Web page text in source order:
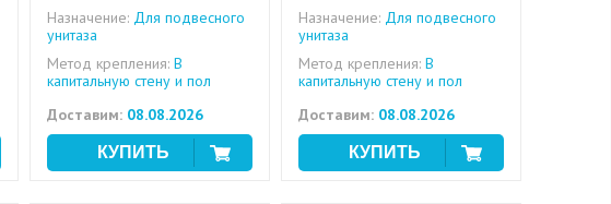
Назначение: Для подвесного
унитаза
Метод крепления: В
капитальную стену и пол
Доставим: 08.08.2026
Назначение: Для подвесного
унитаза
Метод крепления: В
капитальную стену и пол
Доставим: 08.08.2026